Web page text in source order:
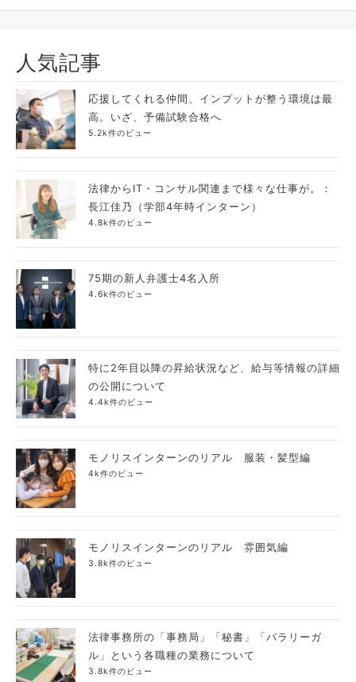
人気記事
応援してくれる仲間、インプットが整う環境は最
高。いざ、予備試験合格へ
5.2k件のビュー
法律からIT・コンサル関連まで様々な仕事が。：
長江佳乃（学部4年時インターン）
4.8k件のビュー
75期の新人弁護士4名入所
4.6k件のビュー
特に2年目以降の昇給状況など、給与等情報の詳細
の公開について
4.4k件のビュー
モノリスインターンのリアル 服装・髪型編
4k件のビュー
モノリスインターンのリアル 雰囲気編
3.8k件のビュー
法律事務所の「事務局」「秘書」「パラリーガ
ル」という各職種の業務について
3.8k件のビュー